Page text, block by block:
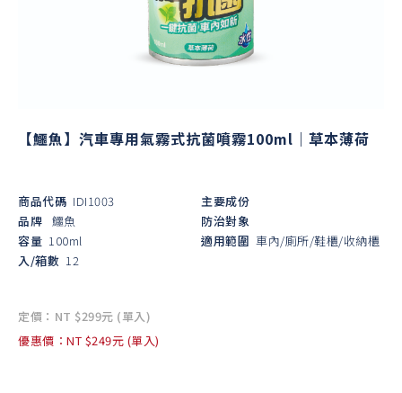
【鱷魚】汽車專用氣霧式抗菌噴霧100ml｜草本薄荷
商品代碼 IDI1003
品牌 鱷魚
容量 100ml
入/箱數 12
主要成份
防治對象
適用範圍 車內/廁所/鞋櫃/收納櫃
定價：NT $299元 (單入)
優惠價：NT $249元 (單入)